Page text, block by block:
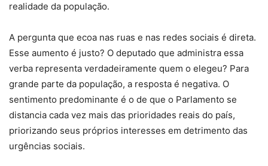
realidade da população.
A pergunta que ecoa nas ruas e nas redes sociais é direta.
Esse aumento é justo? O deputado que administra essa
verba representa verdadeiramente quem o elegeu? Para
grande parte da população, a resposta é negativa. O
sentimento predominante é o de que o Parlamento se
distancia cada vez mais das prioridades reais do país,
priorizando seus próprios interesses em detrimento das
urgências sociais.